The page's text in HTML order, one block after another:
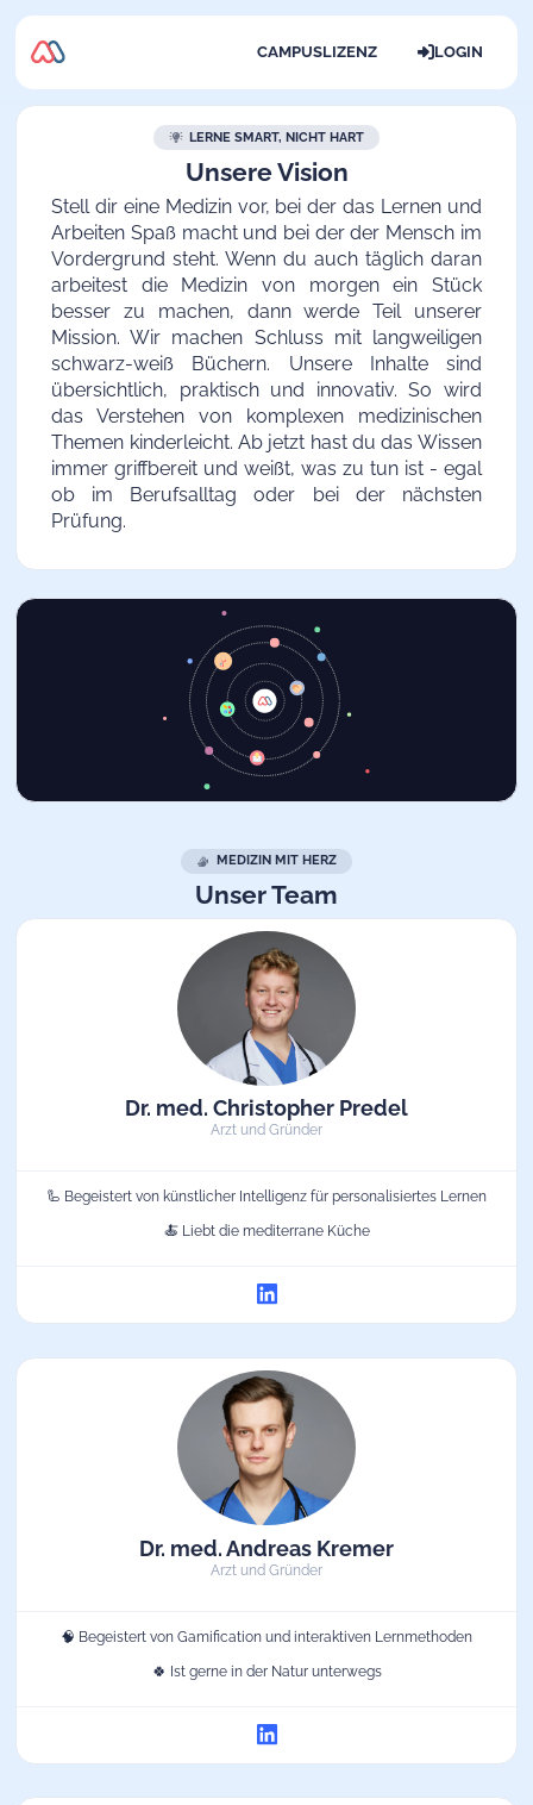
CAMPUSLIZENZ LOGIN
LERNE SMART, NICHT HART
Unsere Vision
Stell dir eine Medizin vor, bei der das Lernen und
Arbeiten Spaß macht und bei der der Mensch im
Vordergrund steht. Wenn du auch täglich daran
arbeitest die Medizin von morgen ein Stück
besser zu machen, dann werde Teil unserer
Mission. Wir machen Schluss mit langweiligen
schwarz-weiß Büchern. Unsere Inhalte sind
übersichtlich, praktisch und innovativ. So wird
das Verstehen von komplexen medizinischen
Themen kinderleicht. Ab jetzt hast du das Wissen
immer griffbereit und weißt, was zu tun ist - egal
ob im Berufsalltag oder bei der nächsten
Prüfung.
MEDIZIN MIT HERZ
Unser Team
Dr. med. Christopher Predel
Arzt und Gründer
🦾 Begeistert von künstlicher Intelligenz für personalisiertes Lernen
🍝 Liebt die mediterrane Küche
Dr. med. Andreas Kremer
Arzt und Gründer
🧠 Begeistert von Gamification und interaktiven Lernmethoden
🍀 Ist gerne in der Natur unterwegs